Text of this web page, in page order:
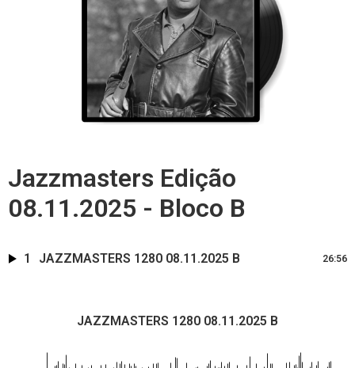
Jazzmasters Edição
08.11.2025 - Bloco B
1 JAZZMASTERS 1280 08.11.2025 B 26:56
JAZZMASTERS 1280 08.11.2025 B